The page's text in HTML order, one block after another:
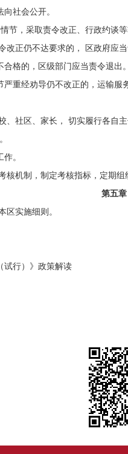
向社会公开。
节，采取责令改正、行政约谈
改正仍不达要求的， 区政府应
合格的，区级部门应当责令退出。
重经劝导仍不改正的，运输服
、社区、家长， 切实履行各自主
。
机制，制定考核指标，定期
第五
区实施细则。
试行）》政策解读